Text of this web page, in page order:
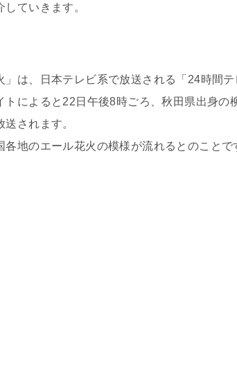
していきます。
」は、日本テレビ系で放送される「24時間
トによると22日午後8時ごろ、秋田県出身の
されます。
各地のエール花火の模様が流れるとのことで